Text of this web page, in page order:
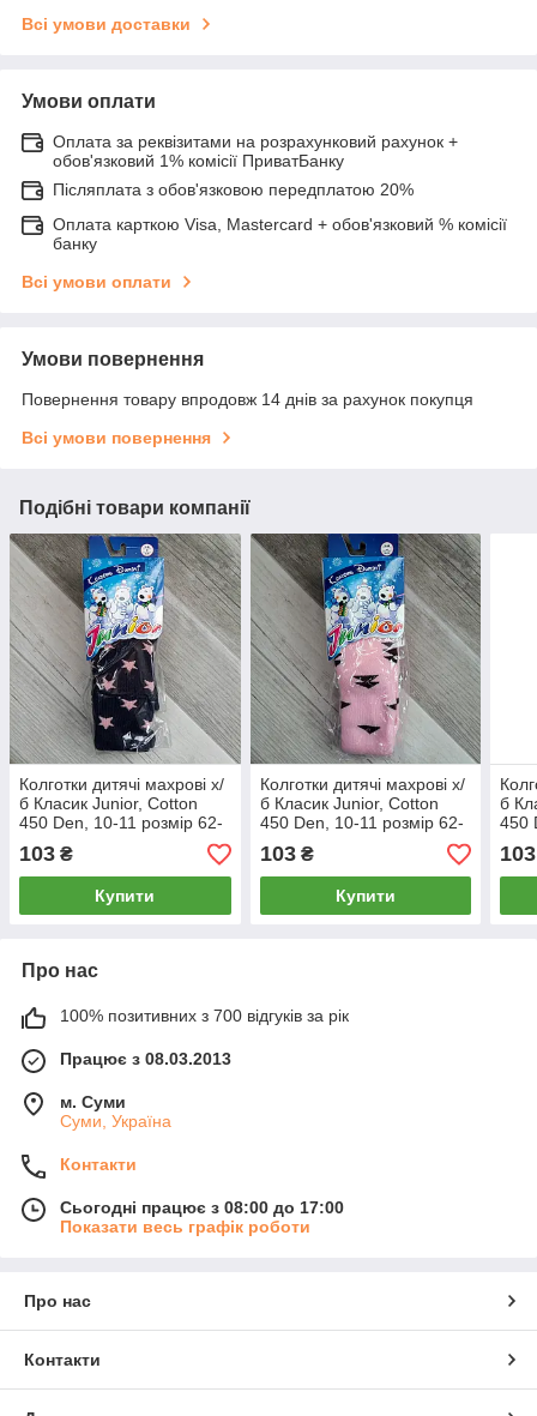
Всі умови доставки
Умови оплати
Оплата за реквізитами на розрахунковий рахунок +
обов'язковий 1% комісії ПриватБанку
Післяплата з обов'язковою передплатою 20%
Оплата карткою Visa, Mastercard + обов'язковий % комісії
банку
Всі умови оплати
Умови повернення
Повернення товару впродовж 14 днів за рахунок покупця
Всі умови повернення
Подібні товари компанії
Колготки дитячі махрові х/
б Класик Junior, Cotton
450 Den, 10-11 розмір 62-
68 див., 15003
103 ₴
Купити
Колготки дитячі махрові х/
б Класик Junior, Cotton
450 Den, 10-11 розмір 62-
68 див., 15004
103₴
Купити
б
450
68
103
Про нас
100% позитивних з 700 відгуків за рік
Працює з 08.03.2013
м. Суми
Суми, Україна
Контакти
Сьогодні працює з 08:00 до 17:00
Показати весь графік роботи
Про нас
Контакти